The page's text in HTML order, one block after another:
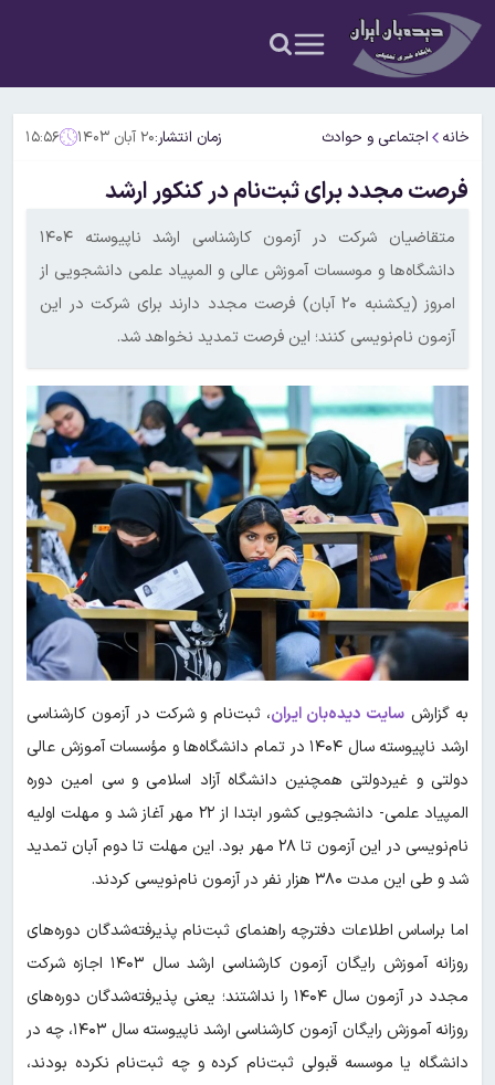
خانه اجتماعی و حوادث زمان انتشار:۲۰ آبان ۱۴۰۳ ۱۵:۵۶
فرصت مجدد برای ثبت‌نام در کنکور ارشد
متقاضیان شرکت در آزمون کارشناسی ارشد ناپیوسته ۱۴۰۴
دانشگاه‌ها و موسسات آموزش عالی و المپیاد علمی دانشجویی از
امروز (یکشنبه ۲۰ آبان) فرصت مجدد دارند برای شرکت در این
آزمون نام‌نویسی کنند؛ این فرصت تمدید نخواهد شد.
به گزارش سایت دیده‌بان ایران، ثبت‌نام و شرکت در آزمون کارشناسی
ارشد ناپیوسته سال ۱۴۰۴ در تمام دانشگاه‌ها و مؤسسات آموزش عالی
دولتی و غیردولتی همچنین دانشگاه آزاد اسلامی و سی امین دوره
المپیاد علمی- دانشجویی کشور ابتدا از ۲۲ مهر آغاز شد و مهلت اولیه
نام‌نویسی در این آزمون تا ۲۸ مهر بود. این مهلت تا دوم آبان تمدید
شد و طی این مدت ۳۸۰ هزار نفر در آزمون نام‌نویسی کردند.
اما براساس اطلاعات دفترچه راهنمای ثبت‌نام پذیرفته‌شدگان دوره‌های
روزانه آموزش رایگان آزمون کارشناسی ارشد سال ۱۴۰۳ اجازه شرکت
مجدد در آزمون سال ۱۴۰۴ را نداشتند؛ یعنی پذیرفته‌شدگان دوره‌های
روزانه آموزش رایگان آزمون کارشناسی ارشد ناپیوسته سال ۱۴۰۳، چه در
دانشگاه یا موسسه قبولی ثبت‌نام کرده و چه ثبت‌نام نکرده بودند،